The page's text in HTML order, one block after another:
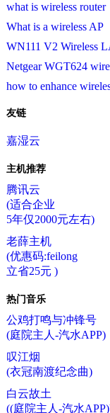
what is wireless router
What is a wireless AP
WN111 V2 Wireless
Netgear WGT624
how to enhance
友链
嘉湿云
主机推荐
腾讯云
(适合企业
5年仅2000元左右)
老薛主机
(优惠码:feilong
立省25元 )
热门音乐
公鸡打鸣与冲锋号
(庭院主人-汽水APP)
叹江烟
(衣冠南渡纪念曲)
白云故土
((庭院主人-汽水